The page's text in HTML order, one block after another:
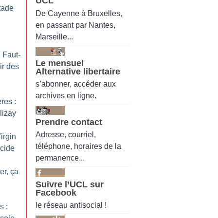
Faut-
des
:
ça
:
De Cayenne à Bruxelles,
en passant par Nantes,
Marseille...
Le mensuel
Alternative libertaire
s’abonner, accéder aux
archives en ligne.
Prendre contact
Adresse, courriel,
téléphone, horaires de la
permanence...
Suivre l’UCL sur
Facebook
le réseau antisocial !